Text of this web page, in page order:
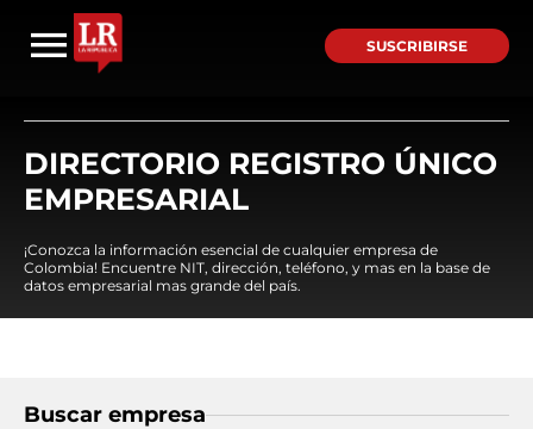
SUSCRIBIRSE
DIRECTORIO REGISTRO ÚNICO
EMPRESARIAL
¡Conozca la información esencial de cualquier empresa de
Colombia! Encuentre NIT, dirección, teléfono, y mas en la base de
datos empresarial mas grande del país.
Buscar empresa